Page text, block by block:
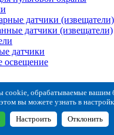
датчики (извещатели)
датчики (извещатели)
датчики
освещение
извещений
и монтажные материалы
коммутационные
для извещателей
cookie, обрабатываемые вашим
вы можете узнать в
Настроить Отклонить